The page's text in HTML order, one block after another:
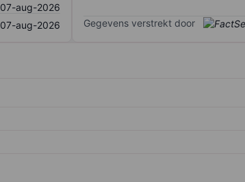
07-aug-2026
07-aug-2026 Gegevens verstrekt door